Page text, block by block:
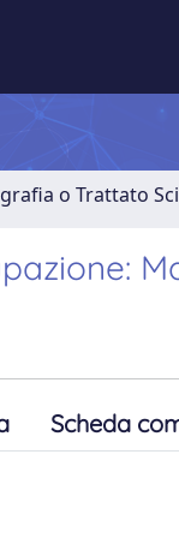
o Trattato
Scheda